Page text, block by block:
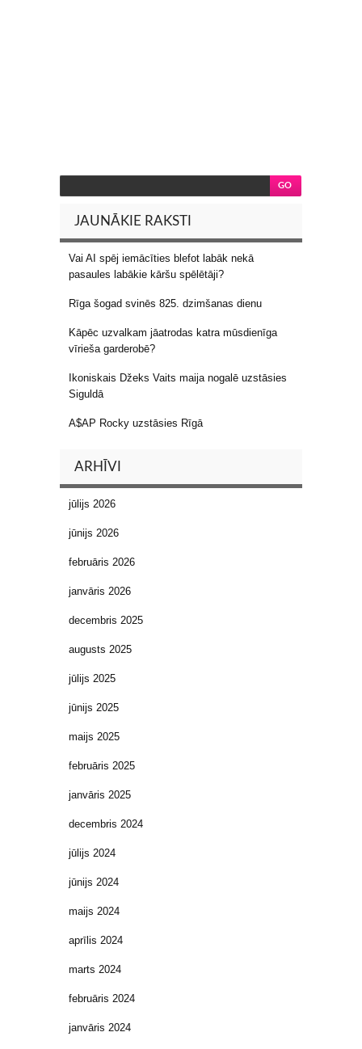
JAUNĀKIE RAKSTI
Vai AI spēj iemācīties blefot labāk nekā
pasaules labākie kāršu spēlētāji?
Rīga šogad svinēs 825. dzimšanas dienu
Kāpēc uzvalkam jāatrodas katra mūsdienīga
vīrieša garderobē?
Ikoniskais Džeks Vaits maija nogalē uzstāsies
Siguldā
A$AP Rocky uzstāsies Rīgā
ARHĪVI
jūlijs 2026
jūnijs 2026
februāris 2026
janvāris 2026
decembris 2025
augusts 2025
jūlijs 2025
jūnijs 2025
maijs 2025
februāris 2025
janvāris 2025
decembris 2024
jūlijs 2024
jūnijs 2024
maijs 2024
aprīlis 2024
marts 2024
februāris 2024
janvāris 2024